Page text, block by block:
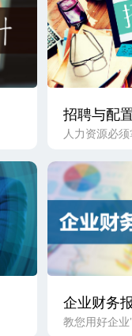
招聘与配
人力资源必
企业财务
教您用好企